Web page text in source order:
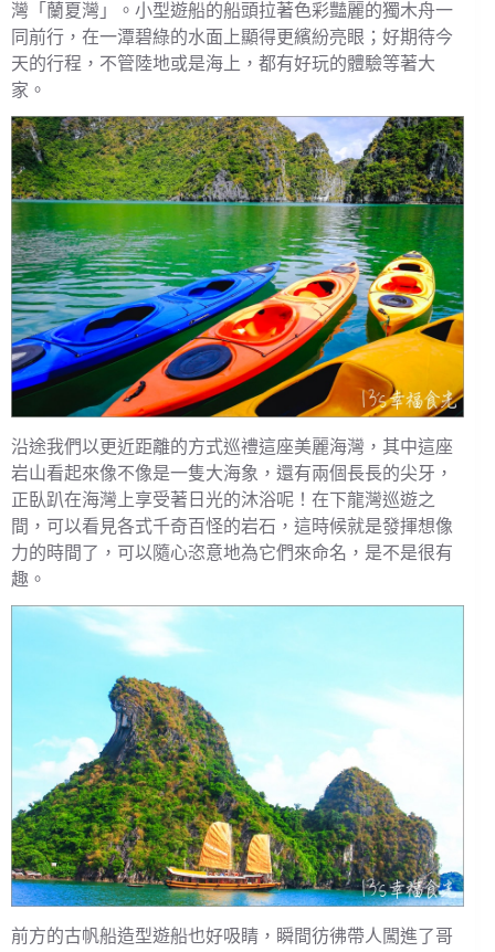
灣「蘭夏灣」。小型遊船的船頭拉著色彩豔麗的獨木舟一
同前行，在一潭碧綠的水面上顯得更繽紛亮眼；好期待今
天的行程，不管陸地或是海上，都有好玩的體驗等著大
家。
沿途我們以更近距離的方式巡禮這座美麗海灣，其中這座
岩山看起來像不像是一隻大海象，還有兩個長長的尖牙，
正臥趴在海灣上享受著日光的沐浴呢！在下龍灣巡遊之
間，可以看見各式千奇百怪的岩石，這時候就是發揮想像
力的時間了，可以隨心恣意地為它們來命名，是不是很有
趣。
前方的古帆船造型遊船也好吸睛，瞬間彷彿帶人闖進了哥